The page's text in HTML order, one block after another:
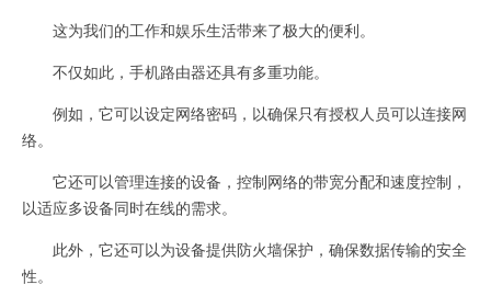
这为我们的工作和娱乐生活带来了极大的便利。
不仅如此，手机路由器还具有多重功能。
例如，它可以设定网络密码，以确保只有授权人员可以连接网
络。
它还可以管理连接的设备，控制网络的带宽分配和速度控制，
以适应多设备同时在线的需求。
此外，它还可以为设备提供防火墙保护，确保数据传输的安全
性。